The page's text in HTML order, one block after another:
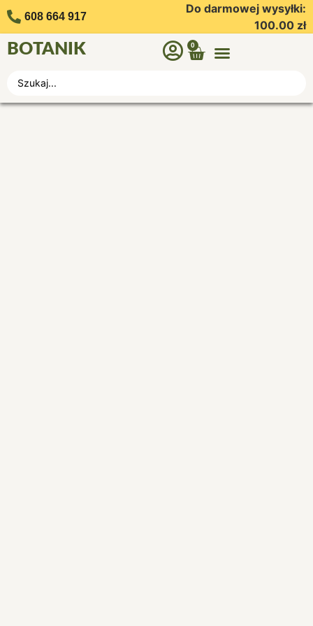
608 664 917
Do darmowej wysyłki:
100.00 zł
BOTANIK 0